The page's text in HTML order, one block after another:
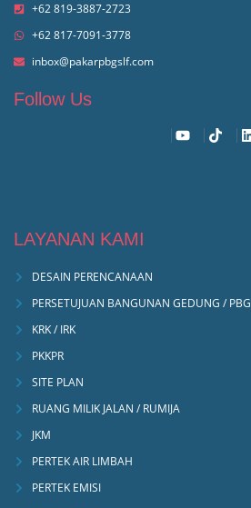
+62 819-3887-2723
+62 817-7091-3778
inbox@pakarpbgslf.com
Follow Us
LAYANAN KAMI
DESAIN PERENCANAAN
PERSETUJUAN BANGUNAN GEDUNG / PBG
KRK / IRK
PKKPR
SITE PLAN
RUANG MILIK JALAN / RUMIJA
JKM
PERTEK AIR LIMBAH
PERTEK EMISI